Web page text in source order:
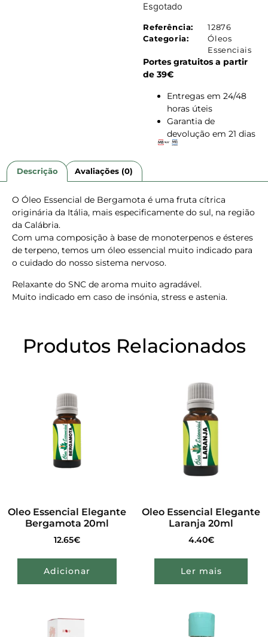
Esgotado
Referência:
12876
Categoria:
Óleos
Essenciais
Portes gratuitos a partir
de 39€
Entregas em 24/48
horas úteis
Garantia de
devolução em 21 dias
Descrição Avaliações (0)
O Óleo Essencial de Bergamota é uma fruta cítrica
originária da Itália, mais especificamente do sul, na região
da Calábria.
Com uma composição à base de monoterpenos e ésteres
de terpeno, temos um óleo essencial muito indicado para
o cuidado do nosso sistema nervoso.
Relaxante do SNC de aroma muito agradável.
Muito indicado em caso de insónia, stress e astenia.
Produtos Relacionados
Oleo Essencial Elegante
Bergamota 20ml
12.65€
Adicionar
Oleo Essencial Elegante
Laranja 20ml
4.40€
Ler mais